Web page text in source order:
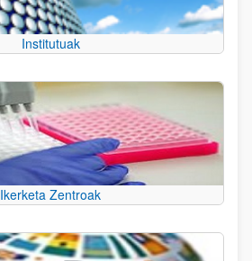
Institutuak
Ikerketa Zentroak